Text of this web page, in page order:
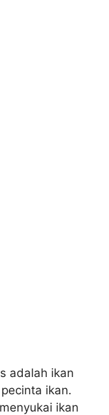
adalah ikan
ikan.
ikan